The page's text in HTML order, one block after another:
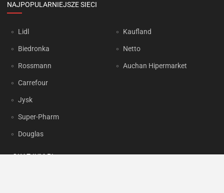
NAJPOPULARNIEJSZE SIECI
Lidl
Biedronka
Rossmann
Carrefour
Jysk
Super-Pharm
Douglas
Kaufland
Netto
Auchan Hipermarket
OKAZJUM.PL